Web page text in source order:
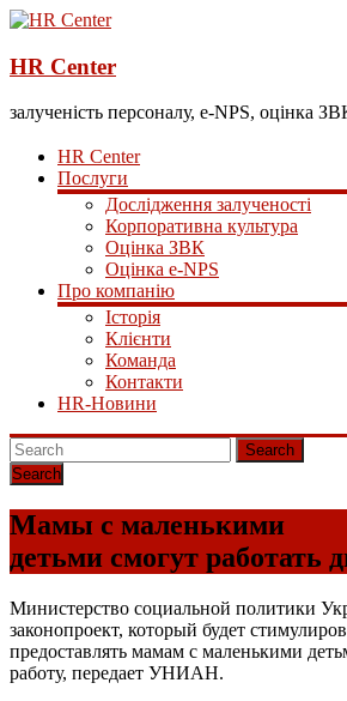
HR Center
залученість персоналу, e-NPS, оцінка
HR Center
Послуги
Дослідження залученості
Корпоративна культура
Оцінка ЗВК
Оцінка e-NPS
Про компанію
Історія
Клієнти
Команда
Контакти
HR-Новини
Search
Мамы с маленькими
детьми смогут работать
Министерство социальной политики
законопроект, который будет
предоставлять мамам с маленькими
работу, передает УНИАН.